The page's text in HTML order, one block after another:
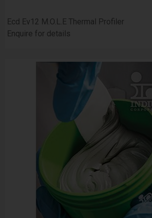
Ecd Ev12 M.O.L.E Thermal Profiler
Enquire for details